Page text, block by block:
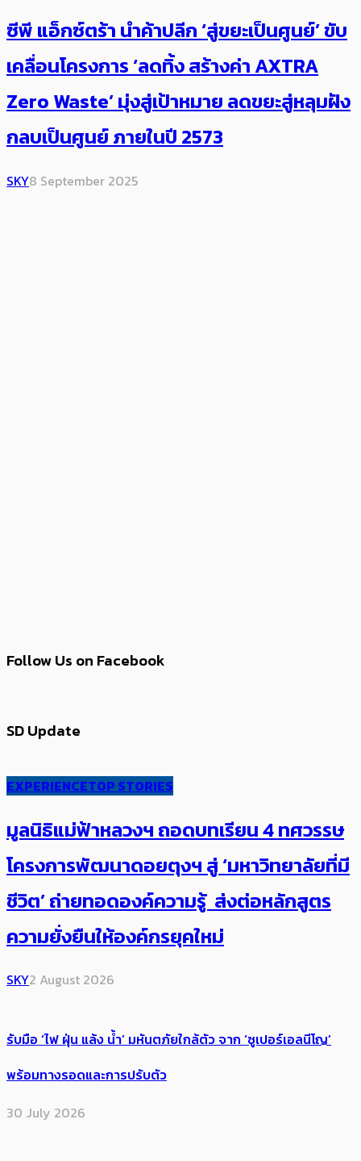
ซีพี แอ็กซ์ตร้า นำค้าปลีก ‘สู่ขยะเป็นศูนย์’ ขับ
เคลื่อนโครงการ ‘ลดทิ้ง สร้างค่า AXTRA
Zero Waste’ มุ่งสู่เป้าหมาย ลดขยะสู่หลุมฝัง
กลบเป็นศูนย์ ภายในปี 2573
SKY8 September 2025
Follow Us on Facebook
SD Update
EXPERIENCETOP STORIES
มูลนิธิแม่ฟ้าหลวงฯ ถอดบทเรียน 4 ทศวรรษ
โครงการพัฒนาดอยตุงฯ สู่ ‘มหาวิทยาลัยที่มี
ชีวิต’ ถ่ายทอดองค์ความรู้ ส่งต่อหลักสูตร
ความยั่งยืนให้องค์กรยุคใหม่
SKY2 August 2026
รับมือ ‘ไฟ ฝุ่น แล้ง น้ำ’ มหันตภัยใกล้ตัว จาก ‘ซูเปอร์เอลนีโญ’
พร้อมทางรอดและการปรับตัว
30 July 2026